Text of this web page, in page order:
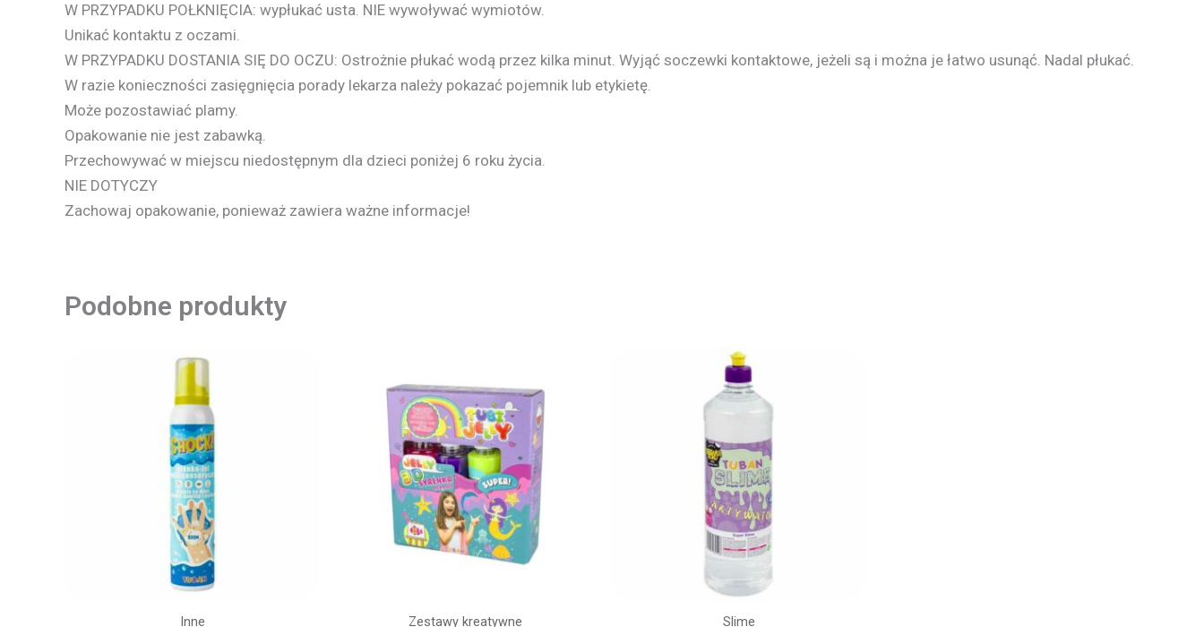
W PRZYPADKU POŁKNIĘCIA: wypłukać usta. NIE wywoływać wymiotów.
Unikać kontaktu z oczami.
W PRZYPADKU DOSTANIA SIĘ DO OCZU: Ostrożnie płukać wodą przez kilka minut. Wyjąć soczewki kontaktowe, jeżeli są i można je łatwo usunąć. Nadal płukać.
W razie konieczności zasięgnięcia porady lekarza należy pokazać pojemnik lub etykietę.
Może pozostawiać plamy.
Opakowanie nie jest zabawką.
Przechowywać w miejscu niedostępnym dla dzieci poniżej 6 roku życia.
NIE DOTYCZY
Zachowaj opakowanie, ponieważ zawiera ważne informacje!
Podobne produkty
Inne Zestawy kreatywne Slime